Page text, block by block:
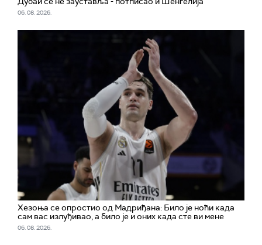
06. 08. 2026.
Хезоња се опростио од Мадриђана: Било је ноћи када
сам вас излуђивао, а било је и оних када сте ви мене
06. 08. 2026.